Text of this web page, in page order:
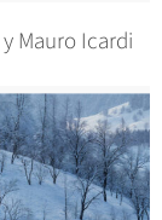
Mauro Icardi